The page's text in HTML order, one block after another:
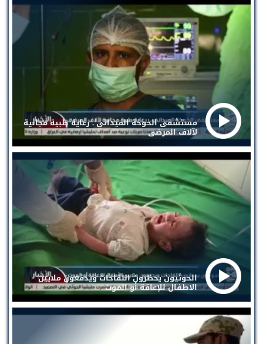
مستشفى الخوخة الميداني . رعاية طبية مجانية
لآلاف المرضى
الحوثيون يحظرون اللقاحات ويدفعون ملايين
الاطفال للإعاقة أو الموت